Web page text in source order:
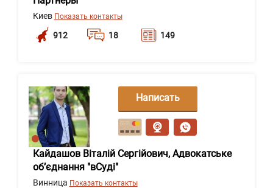
Киев Показать контакты
912 18 149
Кайдашов Віталій Сергійович, Адвокатське
об’єднання "вСуді"
Винница Показать контакты
Написать
сообщение